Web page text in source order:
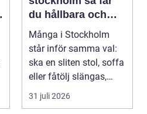
du hållbara och
vackra möbler
Många i Stockholm
står inför samma val:
ska en sliten stol, soffa
eller fåtölj slängas,
säljas billi...
31 juli 2026